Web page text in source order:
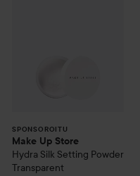
SPONSOROITU
Make Up Store
Hydra Silk Setting Powder
Transparent